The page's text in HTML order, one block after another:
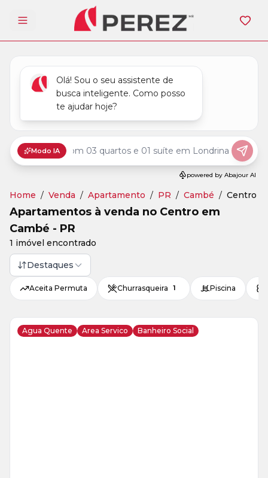
Abrir menu
Home / Venda / Apartamento / PR / Cambé / Centro
Apartamentos à venda no Centro em
Cambé - PR
1 imóvel encontrado
Destaques
Aceita Permuta Churrasqueira 1 Piscina
Agua Quente Area Servico Banheiro Social